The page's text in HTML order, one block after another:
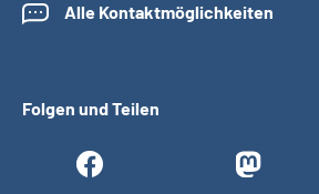
Alle Kontaktmöglichkeiten
Folgen und Teilen